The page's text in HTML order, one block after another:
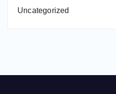
Uncategorized